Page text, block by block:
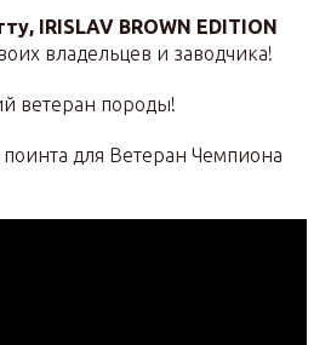
IRISLAV BROWN EDITION
владельцев и заводчика!
ветеран породы!
для Ветеран Чемпиона